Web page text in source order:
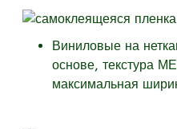
Виниловые на
основе, текстура
максимальная